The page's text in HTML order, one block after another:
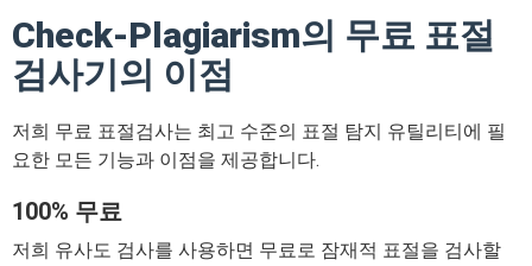
Check-Plagiarism의 무료 표절
검사기의 이점
저희 무료 표절검사는 최고 수준의 표절 탐지 유틸리티에 필
요한 모든 기능과 이점을 제공합니다.
100% 무료
저희 유사도 검사를 사용하면 무료로 잠재적 표절을 검사할